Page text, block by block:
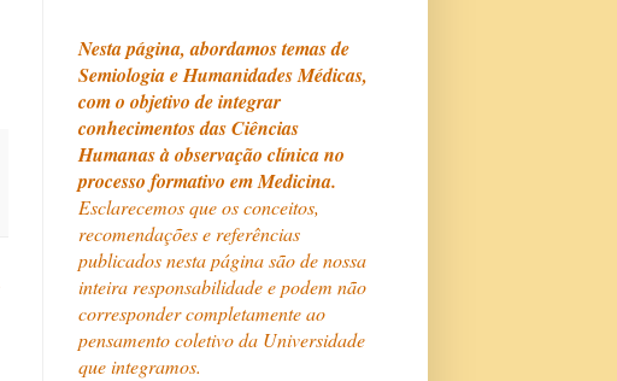
Nesta página, abordamos temas de
Semiologia e Humanidades Médicas,
com o objetivo de integrar
conhecimentos das Ciências
Humanas à observação clínica no
processo formativo em Medicina.
Esclarecemos que os conceitos,
recomendações e referências
publicados nesta página são de nossa
inteira responsabilidade e podem não
corresponder completamente ao
pensamento coletivo da Universidade
que integramos.